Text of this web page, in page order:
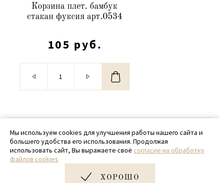
Корзина плет. бамбук
стакан фуксия арт.0534
105 руб.
© 2020 - 2026 SamPack
+ 7 (918) 699-97-87
zakaz@sampack.store
Мы используем cookies для улучшения работы нашего сайта и
большего удобства его использования. Продолжая
использовать сайт, Вы выражаете своё согласие на обработку
файлов cookies
ХОРОШО